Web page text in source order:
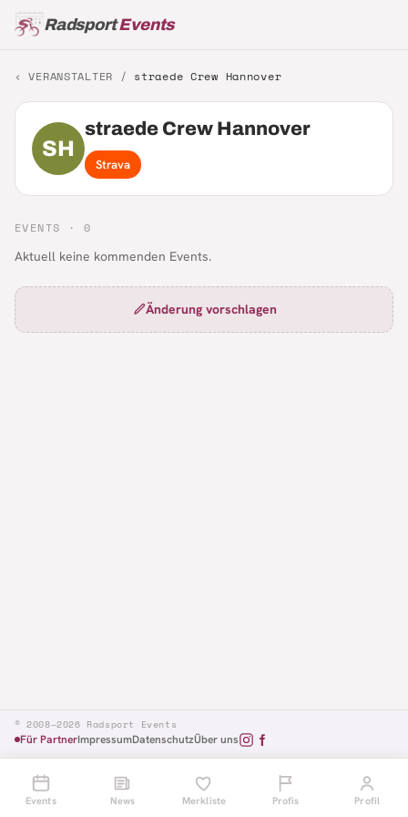
RadsportEvents
‹ VERANSTALTER / straede Crew Hannover
SH
straede Crew Hannover
Strava
EVENTS · 0
Aktuell keine kommenden Events.
Änderung vorschlagen
© 2008–2026 Radsport Events
Für PartnerImpressumDatenschutzÜber uns
Events News Merkliste Profis Profil